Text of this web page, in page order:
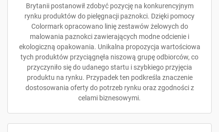
Brytanii postanowił zdobyć pozycję na konkurencyjnym
rynku produktów do pielęgnacji paznokci. Dzięki pomocy
Colormark opracowano linię zestawów żelowych do
malowania paznokci zawierających modne odcienie i
ekologiczną opakowania. Unikalna propozycja wartościowa
tych produktów przyciągnęła niszową grupę odbiorców, co
przyczyniło się do udanego startu i szybkiego przyjęcia
produktu na rynku. Przypadek ten podkreśla znaczenie
dostosowania oferty do potrzeb rynku oraz zgodności z
celami biznesowymi.